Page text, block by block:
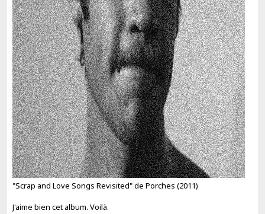
"Scrap and Love Songs Revisited" de Porches (2011)
J'aime bien cet album. Voilà.